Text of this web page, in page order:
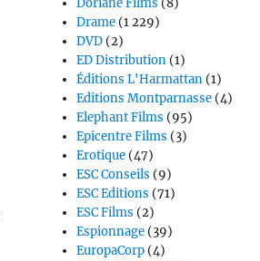
Doriane Films (8)
Drame (1 229)
DVD (2)
ED Distribution (1)
Éditions L'Harmattan (1)
Editions Montparnasse (4)
Elephant Films (95)
Epicentre Films (3)
Erotique (47)
ESC Conseils (9)
ESC Editions (71)
ESC Films (2)
Espionnage (39)
EuropaCorp (4)